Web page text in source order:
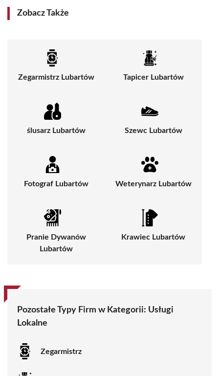
Zobacz Także
Zegarmistrz Lubartów Tapicer Lubartów
ślusarz Lubartów Szewc Lubartów
Fotograf Lubartów Weterynarz Lubartów
Pranie Dywanów
Lubartów
Krawiec Lubartów
Pozostałe Typy Firm w Kategorii: Usługi
Lokalne
Zegarmistrz